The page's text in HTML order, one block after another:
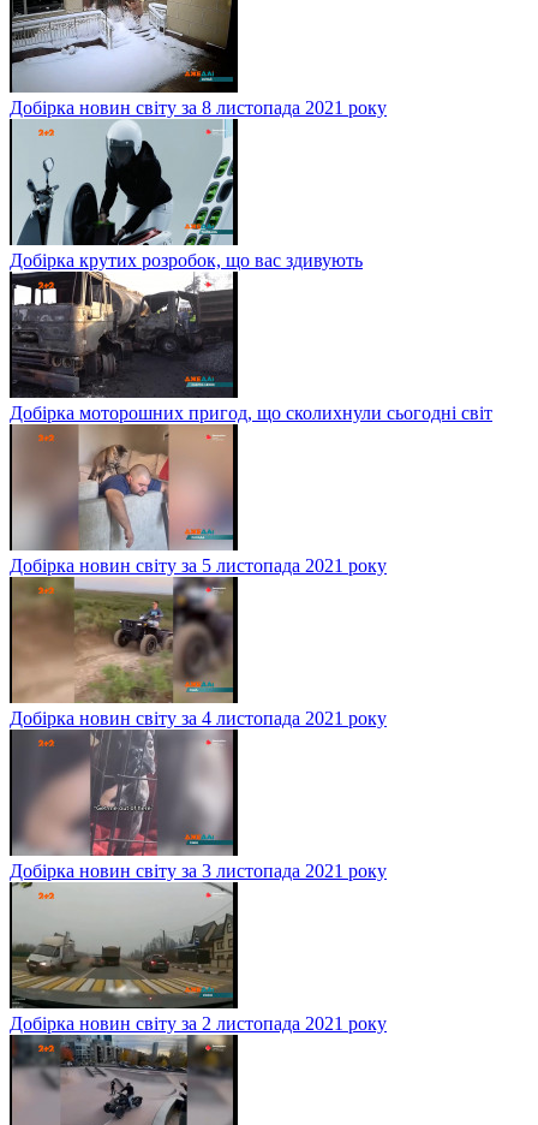
Добірка новин світу за 8 листопада 2021 року
Добірка крутих розробок, що вас здивують
Добірка моторошних пригод, що сколихнули сьогодні світ
Добірка новин світу за 5 листопада 2021 року
Добірка новин світу за 4 листопада 2021 року
Добірка новин світу за 3 листопада 2021 року
Добірка новин світу за 2 листопада 2021 року